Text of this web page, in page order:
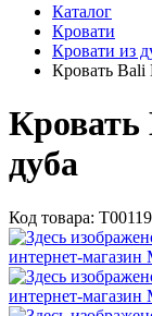
Каталог
Кровати
Кровати из
Кровать Bali
Кровать
дуба
Код товара: